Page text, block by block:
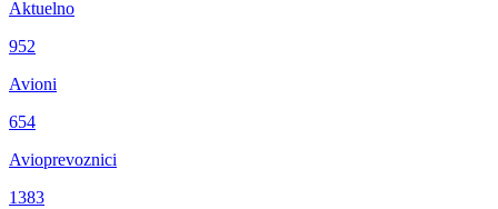
Aktuelno
952
Avioni
654
Avioprevoznici
1383